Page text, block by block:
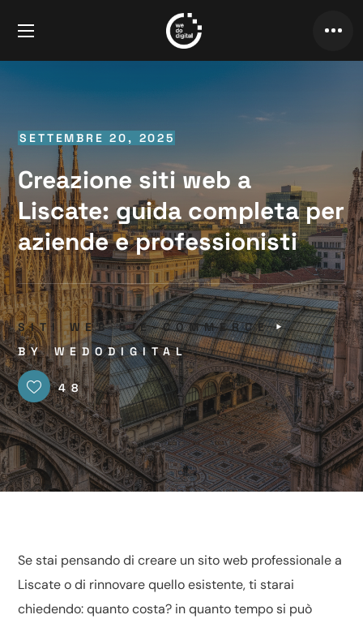
SETTEMBRE 20, 2025
Creazione siti web a
Liscate: guida completa per
aziende e professionisti
SITI WEB & E-COMMERCE
BYWEDODIGITAL
48
Se stai pensando dicreare un sito web professionale a
Liscate o di rinnovare quello esistente, ti starai
chiedendo: quanto costa? in quanto tempo si può